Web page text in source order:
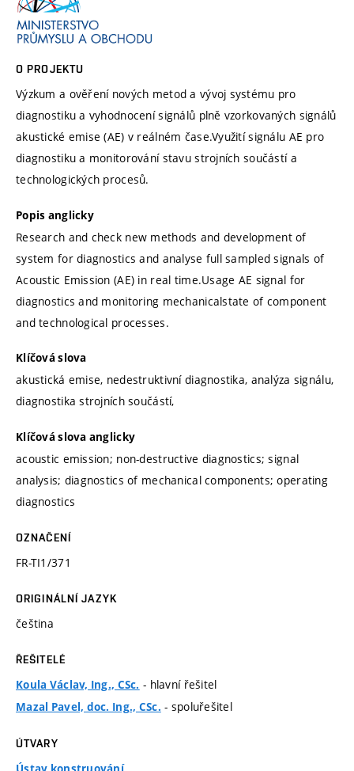
O PROJEKTU
Výzkum a ověření nových metod a vývoj systému pro
diagnostiku a vyhodnocení signálů plně vzorkovaných signálů
akustické emise (AE) v reálném čase.Využití signálu AE pro
diagnostiku a monitorování stavu strojních součástí a
technologických procesů.
Popis anglicky
Research and check new methods and development of
system for diagnostics and analyse full sampled signals of
Acoustic Emission (AE) in real time.Usage AE signal for
diagnostics and monitoring mechanicalstate of component
and technological processes.
Klíčová slova
akustická emise, nedestruktivní diagnostika, analýza signálu,
diagnostika strojních součástí,
Klíčová slova anglicky
acoustic emission; non-destructive diagnostics; signal
analysis; diagnostics of mechanical components; operating
diagnostics
OZNAČENÍ
FR-TI1/371
ORIGINÁLNÍ JAZYK
čeština
ŘEŠITELÉ
Koula Václav, Ing., CSc. - hlavní řešitel
Mazal Pavel, doc. Ing., CSc. - spoluřešitel
ÚTVARY